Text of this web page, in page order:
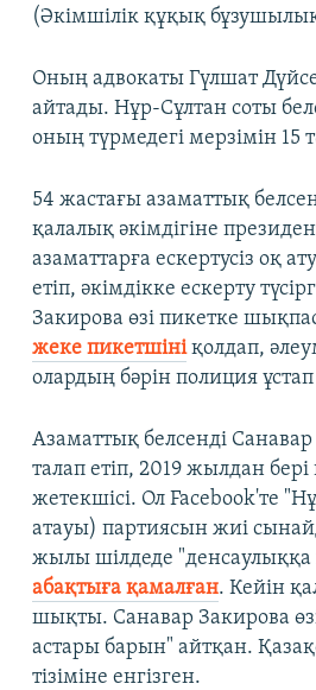
(Әкімшілік құқық
Оның адвокаты Гүлшат
айтады. Нұр-Сұлтан соты
оның түрмедегі мерзімін 15
54 жастағы азаматтық
қалалық әкімдігіне
азаматтарға ескертусіз оқ
етіп, әкімдікке ескерту
Закирова өзі пикетке
жеке пикетшініқолдап,
олардың бәрін полиция
Азаматтық белсенді
талап етіп, 2019 жылдан
жетекшісі. Ол Facebook'те
атауы) партиясын жиі
жылы шілдеде "денсаулыққа
абақтыға қамалған. Кейін
шықты. Санавар Закирова
астары барын" айтқан.
тізіміне енгізген.